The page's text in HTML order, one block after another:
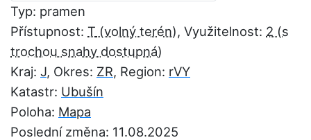
Typ: pramen
Přístupnost: T , Využitelnost: 2
Kraj: J, Okres: ZR, Region: rVY
Katastr: Ubušín
Poloha: Mapa
Poslední změna: 11.08.2025